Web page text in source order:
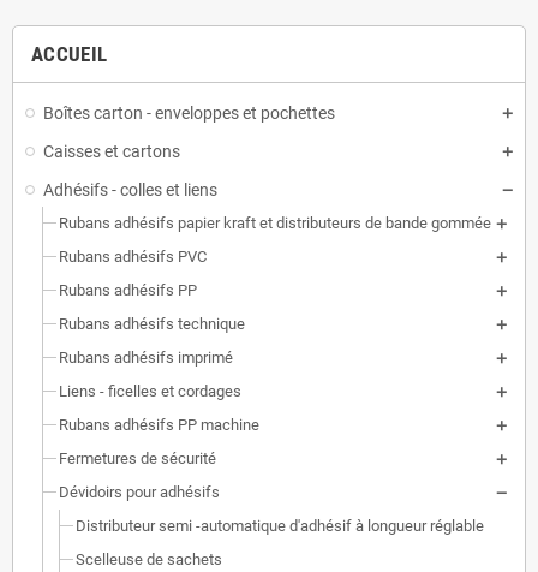
ACCUEIL
Boîtes carton - enveloppes et pochettes
Caisses et cartons
Adhésifs - colles et liens
Rubans adhésifs papier kraft et distributeurs de bande gommée
Rubans adhésifs PVC
Rubans adhésifs PP
Rubans adhésifs technique
Rubans adhésifs imprimé
Liens - ficelles et cordages
Rubans adhésifs PP machine
Fermetures de sécurité
Dévidoirs pour adhésifs
Distributeur semi -automatique d'adhésif à longueur réglable
Scelleuse de sachets